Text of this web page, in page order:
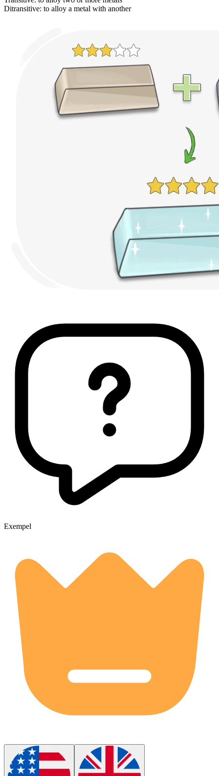
Ditransitive: to alloy a metal with another
Exempel